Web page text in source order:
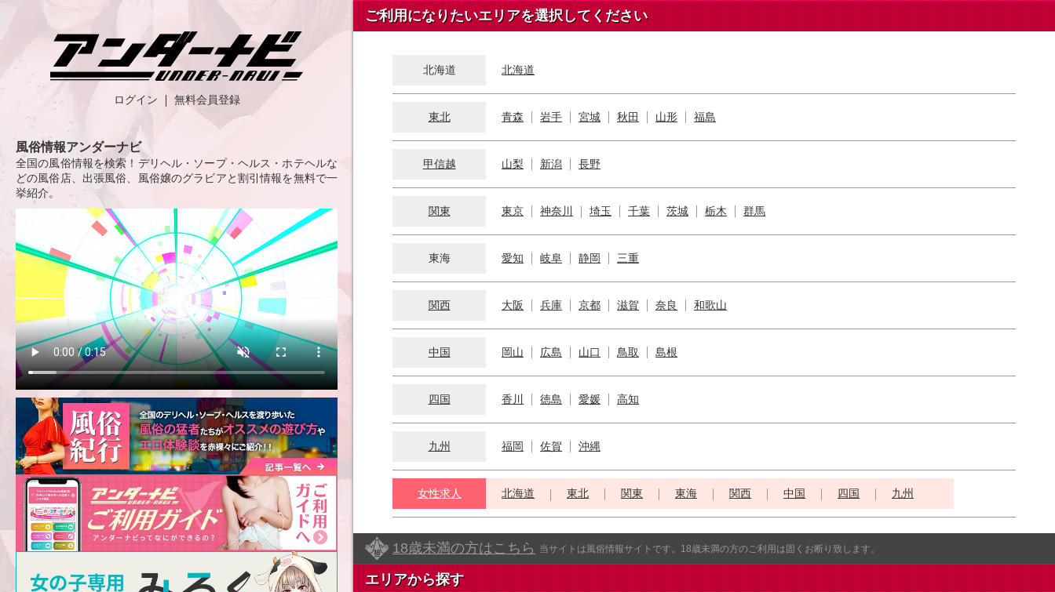
ログイン 無料会員登録
風俗情報アンダーナビ
全国の風俗情報を検索！デリヘル・ソープ・ヘルス・ホテヘルな
どの風俗店、出張風俗、風俗嬢のグラビアと割引情報を無料で一
挙紹介。
ご利用になりたいエリアを選択してください
北海道 北海道
東北 青森 岩手 宮城 秋田 山形 福島
甲信越 山梨 新潟 長野
関東 東京 神奈川 埼玉 千葉 茨城 栃木 群馬
東海 愛知 岐阜 静岡 三重
関西 大阪 兵庫 京都 滋賀 奈良 和歌山
中国 岡山 広島 山口 鳥取 島根
四国 香川 徳島 愛媛 高知
九州 福岡 佐賀 沖縄
女性求人 北海道 東北 関東 東海 関西 中国 四国 九州
18歳未満の方はこちら 当サイトは風俗情報サイトです。18歳未満の方のご利用は固くお断り致します。
エリアから探す